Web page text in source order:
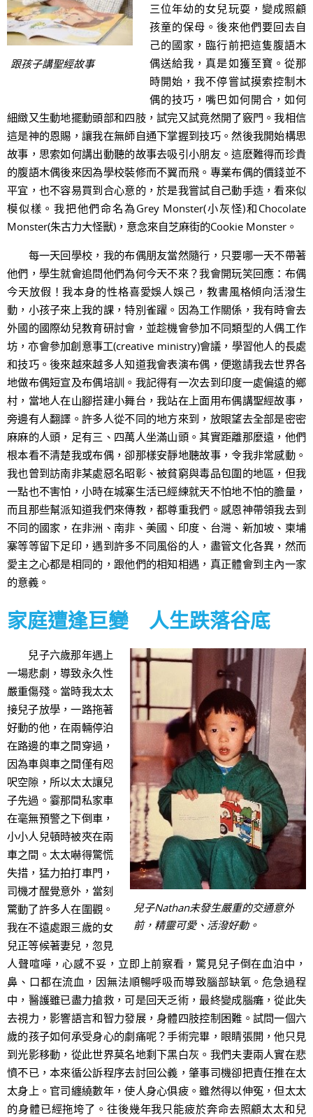
跟孩子講聖經故事
三位年幼的女兒玩耍，變成照顧
孩童的保母。後來他們要回去自
己的國家，臨行前把這隻腹語木
偶送給我，真是如獲至寶。從那
時開始，我不停嘗試摸索控制木
偶的技巧，嘴巴如何開合，如何
細緻又生動地擺動頭部和四肢，試完又試竟然開了竅門。我相信
這是神的恩賜，讓我在無師自通下掌握到技巧。然後我開始構思
故事，思索如何講出動聽的故事去吸引小朋友。這麽難得而珍貴
的腹語木偶後來因為學校裝修而不翼而飛。專業布偶的價錢並不
平宜，也不容易買到合心意的，於是我嘗試自己動手造，看來似
模似樣。我把他們命名為Grey Monster(小灰怪)和Chocolate
Monster(朱古力大怪獸)，意念來自芝麻街的Cookie Monster。
每一天回學校，我的布偶朋友當然隨行，只要哪一天不帶著
他們，學生就會追問他們為何今天不來？我會開玩笑回應：布偶
今天放假！我本身的性格喜愛娛人娛己，教書風格傾向活潑生
動，小孩子來上我的課，特別雀躍。因為工作關係，我有時會去
外國的國際幼兒教育研討會，並趁機會參加不同類型的人偶工作
坊，亦會參加創意事工(creative ministry)會議，學習他人的長處
和技巧。後來越來越多人知道我會表演布偶，便邀請我去世界各
地做布偶短宣及布偶培訓。我記得有一次去到印度一處偏遠的鄉
村，當地人在山腳搭建小舞台，我站在上面用布偶講聖經故事，
旁邊有人翻譯。許多人從不同的地方來到，放眼望去全部是密密
麻麻的人頭，足有三、四萬人坐滿山頭。其實距離那麼遠，他們
根本看不清楚我或布偶，卻那樣安靜地聽故事，令我非常感動。
我也曾到訪南非某處惡名昭彰、被貧窮與毒品包圍的地區，但我
一點也不害怕，小時在城寨生活已經練就天不怕地不怕的膽量，
而且那些幫派知道我們來傳教，都尊重我們。感恩神帶領我去到
不同的國家，在非洲、南非、美國、印度、台灣、新加坡、柬埔
寨等等留下足印，遇到許多不同風俗的人，盡管文化各異，然而
愛主之心都是相同的，跟他們的相知相遇，真正體會到主內一家
的意義。
家庭遭逢巨變 人生跌落谷底
兒子Nathan未發生嚴重的交通意外
前，精靈可愛、活潑好動。
兒子六歲那年遇上
一場悲劇，導致永久性
嚴重傷殘。當時我太太
接兒子放學，一路拖著
好動的他，在兩輛停泊
在路邊的車之間穿過，
因為車與車之間僅有咫
呎空隙，所以太太讓兒
子先過。霎那間私家車
在毫無預警之下倒車，
小小人兒頓時被夾在兩
車之間。太太嚇得驚慌
失措，猛力拍打車門，
司機才醒覺意外，當刻
驚動了許多人在圍觀。
我在不遠處跟三歲的女
兒正等候著妻兒，忽見
人聲喧嘩，心感不妥，立即上前察看，驚見兒子倒在血泊中，
鼻、口都在流血，因無法順暢呼吸而導致腦部缺氧。危急過程
中，醫護雖已盡力搶救，可是回天乏術，最終變成腦癱，從此失
去視力，影響語言和智力發展，身體四肢控制困難。試問一個六
歲的孩子如何承受身心的劇痛呢？手術完畢，眼睛張開，他只見
到光影移動，從此世界莫名地剩下黑白灰。我們夫妻兩人實在悲
憤不已，本來循公訴程序去討回公義，肇事司機卻把責任推在太
太身上。官司纏繞數年，使人身心俱疲。雖然得以伸冤，但太太
的身體已經拖垮了。往後幾年我只能疲於奔命去照顧太太和兒